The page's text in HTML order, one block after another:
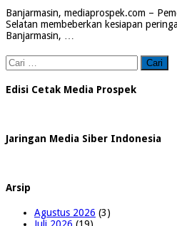
Banjarmasin, mediaprospek.com –
Selatan membeberkan kesiapan
Banjarmasin, …
Cari
untuk:
Edisi Cetak Media Prospek
Jaringan Media Siber Indonesia
Arsip
Agustus 2026 (3)
Juli 2026 (19)